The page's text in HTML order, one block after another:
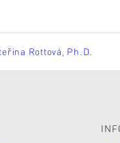
Rottová, Ph.D.